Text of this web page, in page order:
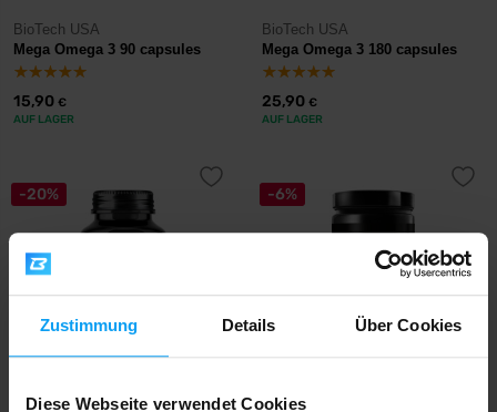
Zustimmung Details Über Cookies
Diese Webseite verwendet Cookies
BioTech USA
Mega Omega 3 90 capsules
15,90 €
AUF LAGER
BioTech USA
Mega Omega 3 180 capsules
25,90 €
AUF LAGER
-20%
BodyWorld
-6%
Prom-In